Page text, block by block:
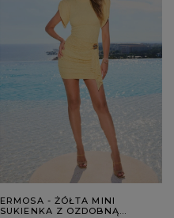
ERMOSA - ŻÓŁTA MINI
SUKIENKA Z OZDOBNĄ